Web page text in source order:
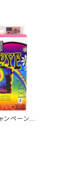
ンペーンセ
イダイキッ